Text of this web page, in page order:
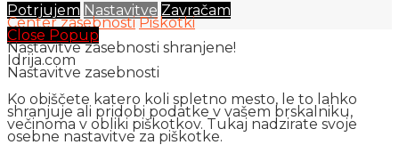
Potrjujem Nastavitve Zavračam
Center zasebnosti Piškotki
Close Popup
Nastavitve zasebnosti shranjene!
Idrija.com
Nastavitve zasebnosti
Ko obiščete katero koli spletno mesto, le to lahko
shranjuje ali pridobi podatke v vašem brskalniku,
večinoma v obliki piškotkov. Tukaj nadzirate svoje
osebne nastavitve za piškotke.